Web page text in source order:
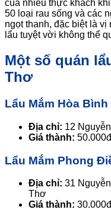
của nhiều thực khách
50 loại rau sống và các
ngọt thanh, đặc biệt là vị
lẩu tuyệt vời không thể
Một số quán
Thơ
Lẩu Mắm Hòa Bình
Địa chỉ: 12
Giá thành:
Lẩu Mắm Phong
Địa chỉ: 31
Thơ
Giá thành: